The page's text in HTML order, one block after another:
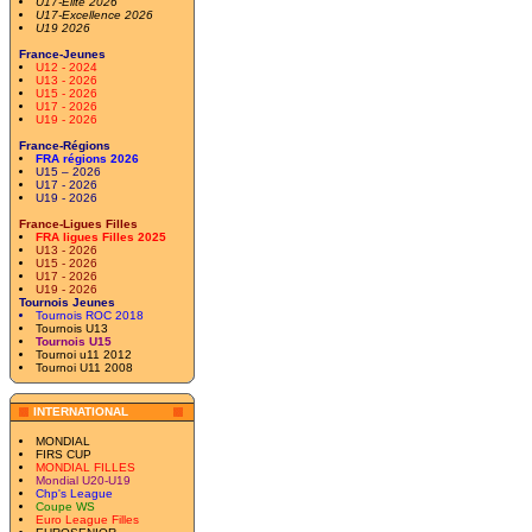
U17-Excellence 2026
U19 2026
France-Jeunes
U12 - 2024
U13 - 2026
U15 - 2026
U17 - 2026
U19 - 2026
France-Régions
FRA régions 2026
U15 – 2026
U17 - 2026
U19 - 2026
France-Ligues Filles
FRA ligues Filles 2025
U13 - 2026
U15 - 2026
U17 - 2026
U19 - 2026
Tournois Jeunes
Tournois ROC 2018
Tournois U13
Tournois U15
Tournoi u11 2012
Tournoi U11 2008
INTERNATIONAL
MONDIAL
FIRS CUP
MONDIAL FILLES
Mondial U20-U19
Chp's League
Coupe WS
Euro League Filles